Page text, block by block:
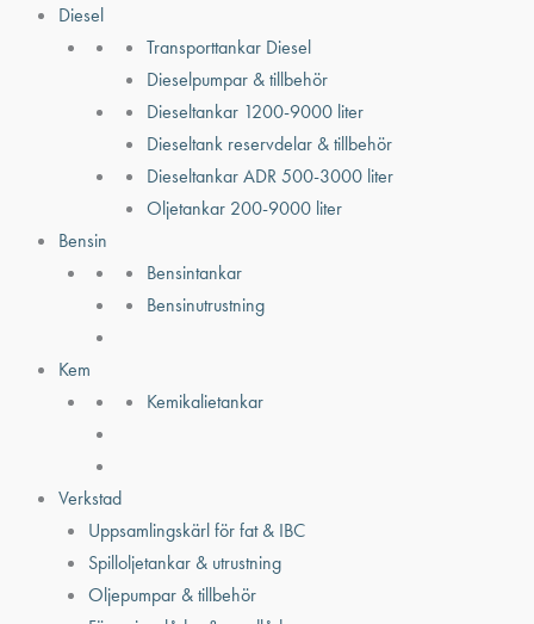
Diesel
Transporttankar Diesel
Dieselpumpar & tillbehör
Dieseltankar 1200-9000 liter
Dieseltank reservdelar & tillbehör
Dieseltankar ADR 500-3000 liter
Oljetankar 200-9000 liter
Bensin
Bensintankar
Bensinutrustning
Kem
Kemikalietankar
Verkstad
Uppsamlingskärl för fat & IBC
Spilloljetankar & utrustning
Oljepumpar & tillbehör